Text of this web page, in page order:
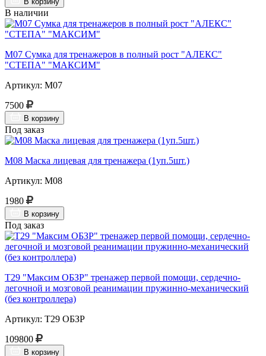
В наличии
М07 Сумка для тренажеров в полный рост "АЛЕКС"
"СТЕПА" "МАКСИМ"
Артикул: М07
7500
В корзину
Под заказ
М08 Маска лицевая для тренажера (1уп.5шт.)
Артикул: М08
1980
В корзину
Под заказ
Т29 "Максим ОБЗР" тренажер первой помощи, сердечно-
легочной и мозговой реанимации пружинно-механический
(без контроллера)
Артикул: Т29 ОБЗР
109800
В корзину